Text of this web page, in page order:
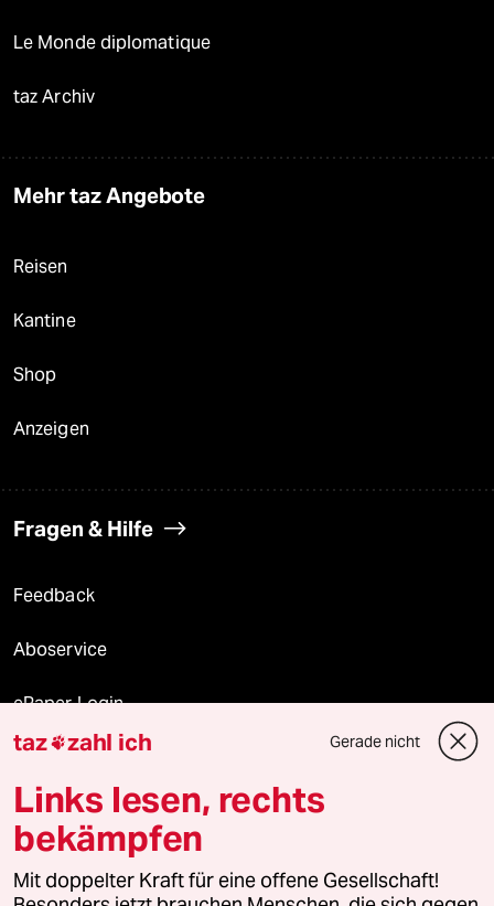
Le Monde diplomatique
taz Archiv
Mehr taz Angebote
Reisen
Kantine
Shop
Anzeigen
Fragen & Hilfe
Feedback
Aboservice
ePaper Login
Downloads für Abonnierende
© 2026 taz Verlags und Vertriebs GmbH
Alle Rechte vorbehalten. Bei rechtlichen Fragen oder für Genehmigungen
wenden Sie sich bitte an
lizenzen@taz.de
taz zahl ich Gerade nicht
Links lesen, rechts
bekämpfen
Mit doppelter Kraft für eine offene Gesellschaft!